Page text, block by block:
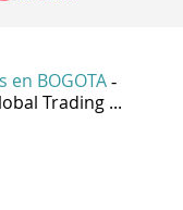
en BOGOTA -
Trading ...